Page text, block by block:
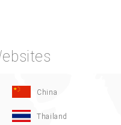
China
Thailand